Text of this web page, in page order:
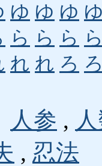
ゆ ゆ ゆ
ら ら ら
れ れ ろ
人参 ,
, 忍法